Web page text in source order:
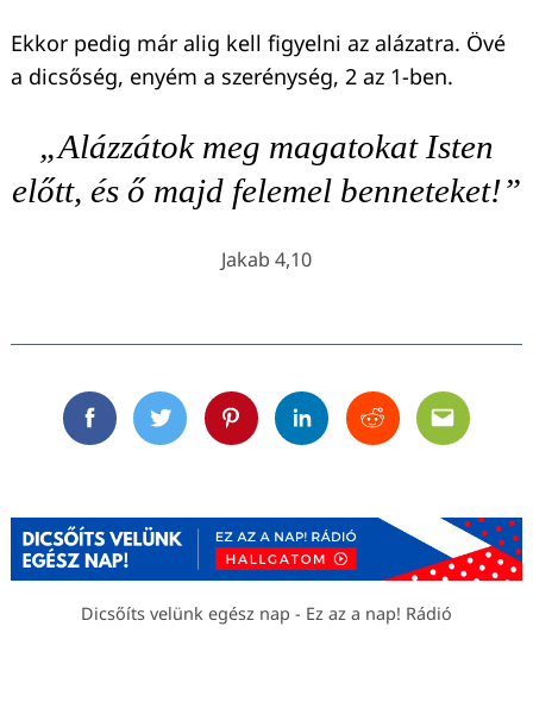
Ekkor pedig már alig kell figyelni az alázatra. Övé
a dicsőség, enyém a szerénység, 2 az 1-ben.
„Alázzátok meg magatokat Isten
előtt, és ő majd felemel benneteket!”
Jakab 4,10
FacebookTwitterPinterestLinkedinRedditEmail
Dicsőíts velünk egész nap - Ez az a nap! Rádió